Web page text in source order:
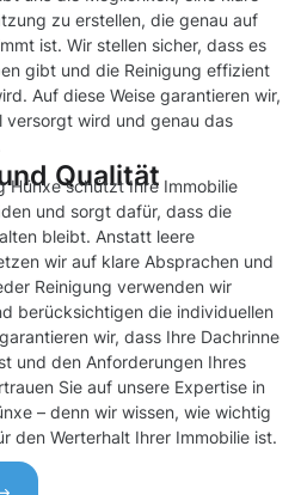
zu erstellen, die genau auf
ist. Wir stellen sicher, dass es
gibt und die Reinigung effizient
Auf diese Weise garantieren wir,
versorgt wird und genau das
Qualität
Hünxe schützt Ihre Immobilie
und sorgt dafür, dass die
bleibt. Anstatt leere
wir auf klare Absprachen und
Reinigung verwenden wir
berücksichtigen die individuellen
wir, dass Ihre Dachrinne
und den Anforderungen Ihres
Sie auf unsere Expertise in
– denn wir wissen, wie wichtig
den Werterhalt Ihrer Immobilie ist.